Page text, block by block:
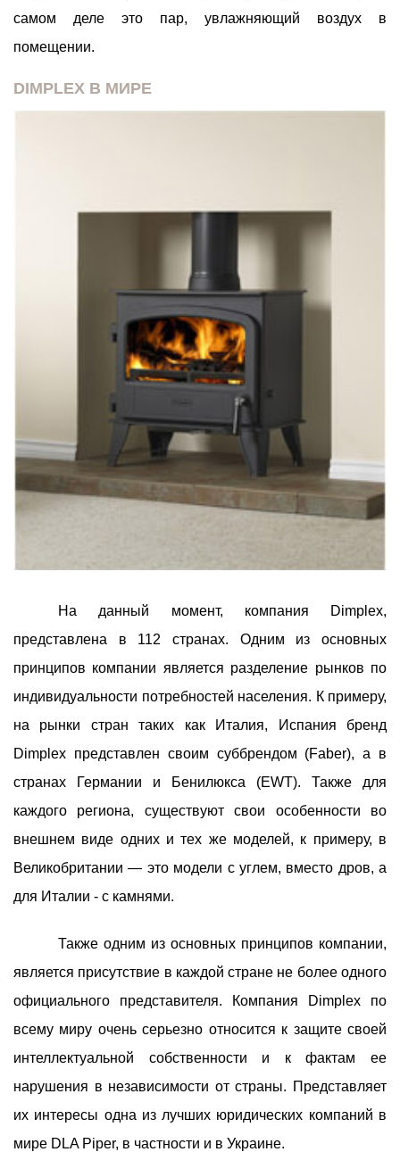
самом деле это пар, увлажняющий воздух в
помещении.
DIMPLEX В МИРЕ
На данный момент, компания Dimplex,
представлена в 112 странах. Одним из основных
принципов компании является разделение рынков по
индивидуальности потребностей населения. К примеру,
на рынки стран таких как Италия, Испания бренд
Dimplex представлен своим суббрендом (Faber), а в
странах Германии и Бенилюкса (EWT). Также для
каждого региона, существуют свои особенности во
внешнем виде одних и тех же моделей, к примеру, в
Великобритании — это модели с углем, вместо дров, а
для Италии - с камнями.
Также одним из основных принципов компании,
является присутствие в каждой стране не более одного
официального представителя. Компания Dimplex по
всему миру очень серьезно относится к защите своей
интеллектуальной собственности и к фактам ее
нарушения в независимости от страны. Представляет
их интересы одна из лучших юридических компаний в
мире DLA Piper, в частности и в Украине.